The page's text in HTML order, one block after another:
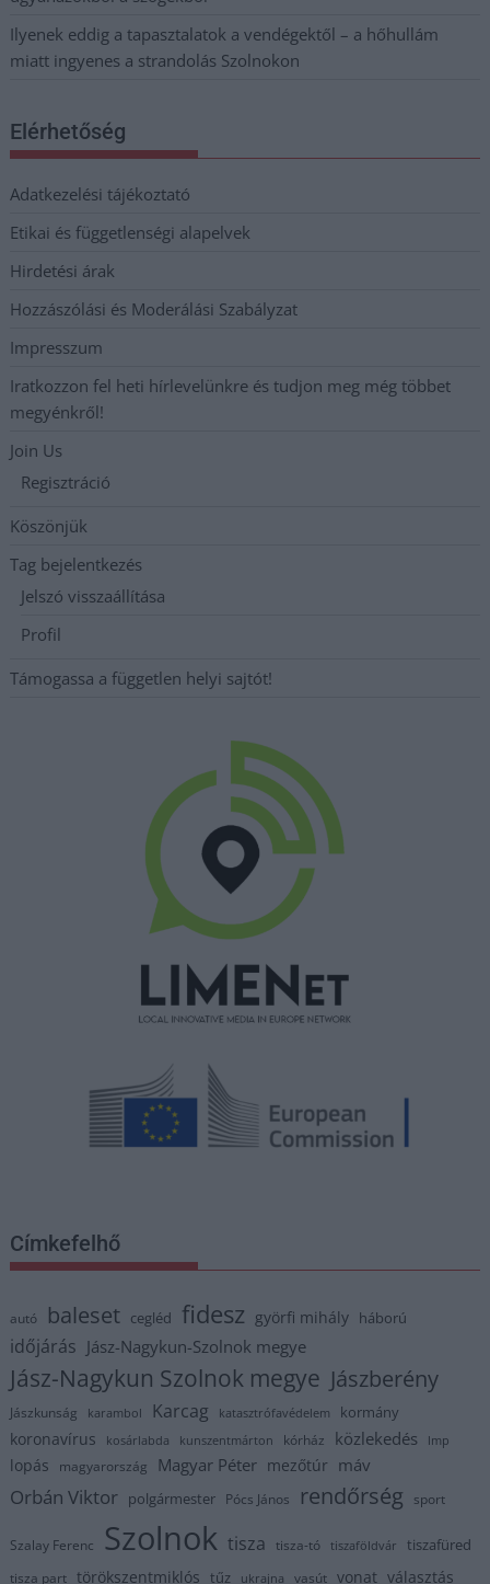
Ilyenek eddig a tapasztalatok a vendégektől – a hőhullám
miatt ingyenes a strandolás Szolnokon
Elérhetőség
Adatkezelési tájékoztató
Etikai és függetlenségi alapelvek
Hirdetési árak
Hozzászólási és Moderálási Szabályzat
Impresszum
Iratkozzon fel heti hírlevelünkre és tudjon meg még többet
megyénkről!
Join Us
Regisztráció
Köszönjük
Tag bejelentkezés
Jelszó visszaállítása
Profil
Támogassa a független helyi sajtót!
Címkefelhő
autó baleset cegléd fidesz györfi mihály háború
időjárás Jász-Nagykun-Szolnok megye
Jász-Nagykun Szolnok megye Jászberény
Jászkunság karambol Karcag katasztrófavédelem kormány
koronavírus kosárlabda kunszentmárton kórház közlekedés lmp
lopás magyarország Magyar Péter mezőtúr máv
Orbán Viktor polgármester Pócs János rendőrség sport
Szalay Ferenc Szolnok tisza tisza-tó tiszaföldvár tiszafüred
tisza part törökszentmiklós tűz ukrajna vasút vonat választás